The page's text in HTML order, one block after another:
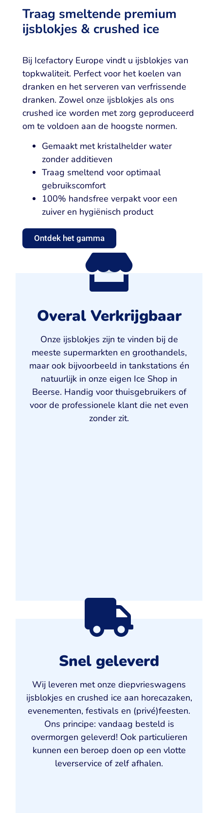
Traag smeltende premium
ijsblokjes & crushed ice
Bij Icefactory Europe vindt u ijsblokjes van
topkwaliteit. Perfect voor het koelen van
dranken en het serveren van verfrissende
dranken. Zowel onze ijsblokjes als ons
crushed ice worden met zorg geproduceerd
om te voldoen aan de hoogste normen.
Gemaakt met kristalhelder water
zonder additieven
Traag smeltend voor optimaal
gebruikscomfort
100% handsfree verpakt voor een
zuiver en hygiënisch product
Ontdek het gamma
Overal Verkrijgbaar
Onze ijsblokjes zijn te vinden bij de
meeste supermarkten en groothandels,
maar ook bijvoorbeeld in tankstations én
natuurlijk in onze eigen Ice Shop in
Beerse. Handig voor thuisgebruikers of
voor de professionele klant die net even
zonder zit.
Snel geleverd
Wij leveren met onze diepvrieswagens
ijsblokjes en crushed ice aan horecazaken,
evenementen, festivals en (privé)feesten.
Ons principe: vandaag besteld is
overmorgen geleverd! Ook particulieren
kunnen een beroep doen op een vlotte
leverservice of zelf afhalen.